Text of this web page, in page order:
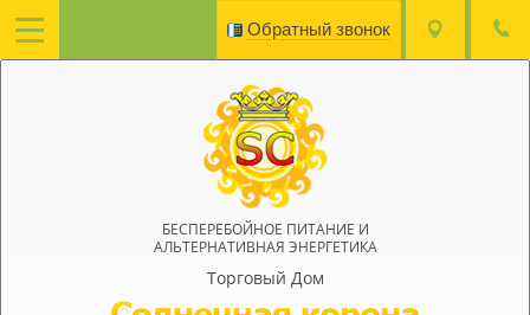
БЕСПЕРЕБОЙНОЕ ПИТАНИЕ И
АЛЬТЕРНАТИВНАЯ ЭНЕРГЕТИКА
Торговый Дом
Обратный звонок